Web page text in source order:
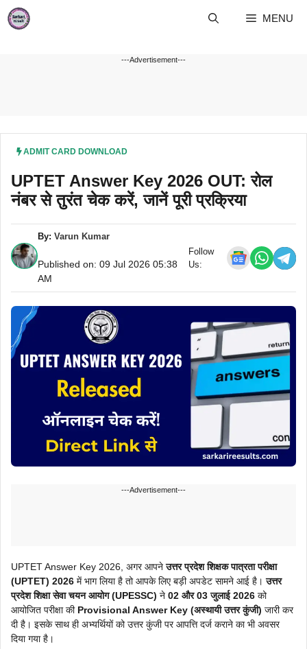
Skip
MENU
---Advertisement---
ADMIT CARD DOWNLOAD
UPTET Answer Key 2026 OUT: रोल
नंबर से तुरंत चेक करें, जानें पूरी प्रक्रिया
By: Varun Kumar
Published on: 09 Jul 2026 05:38
AM
Follow
Us:
---Advertisement---
UPTET Answer Key 2026, अगर आपनेउत्तर प्रदेश शिक्षक पात्रता परीक्षा
(UPTET) 2026 में भाग लिया है तो आपके लिए बड़ी अपडेट सामने आई है।उत्तर
प्रदेश शिक्षा सेवा चयन आयोग (UPESSC) ने 02 और 03 जुलाई 2026 को
आयोजित परीक्षा की Provisional Answer Key (अस्थायी उत्तर कुंजी) जारी कर
दी है। इसके साथ ही अभ्यर्थियों को उत्तर कुंजी पर आपत्ति दर्ज कराने का भी अवसर
दिया गया है।